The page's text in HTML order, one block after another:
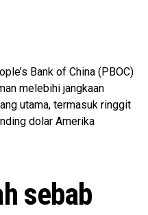
Bank of China (PBOC)
melebihi jangkaan
utama, termasuk ringgit
dolar Amerika
sebab